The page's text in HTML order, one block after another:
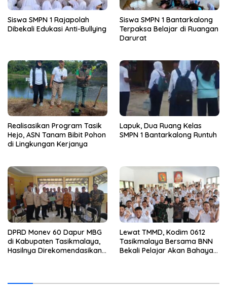
Siswa SMPN 1 Rajapolah
Dibekali Edukasi Anti-Bullying
Siswa SMPN 1 Bantarkalong
Terpaksa Belajar di Ruangan
Darurat
Realisasikan Program Tasik
Hejo, ASN Tanam Bibit Pohon
di Lingkungan Kerjanya
Lapuk, Dua Ruang Kelas
SMPN 1 Bantarkalong Runtuh
DPRD Monev 60 Dapur MBG
di Kabupaten Tasikmalaya,
Hasilnya Direkomendasikan
Lewat TMMD, Kodim 0612
Tasikmalaya Bersama BNN
Bekali Pelajar Akan Bahaya